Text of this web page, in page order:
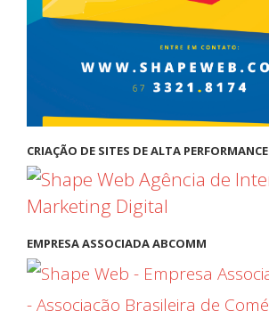
CRIAÇÃO DE SITES DE ALTA PERFORMANCE
EMPRESA ASSOCIADA ABCOMM